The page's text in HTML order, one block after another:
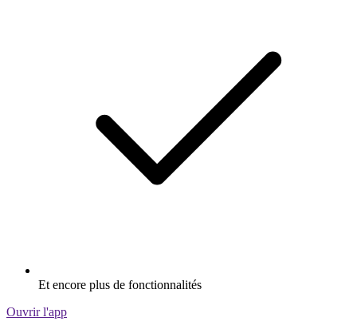
Et encore plus de fonctionnalités
Ouvrir l'app